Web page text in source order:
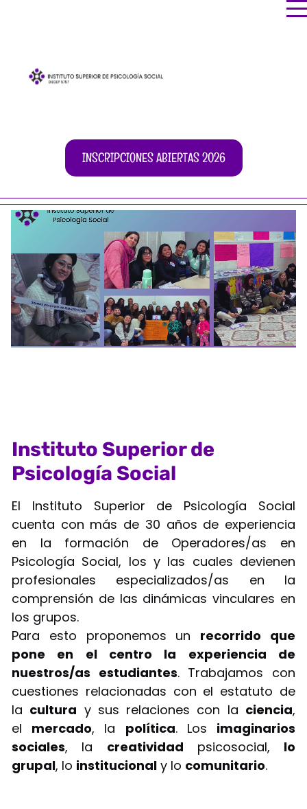
INSCRIPCIONES ABIERTAS 2026
Instituto Superior de
Psicología Social
El Instituto Superior de Psicología Social
cuenta con más de 30 años de experiencia
en la formación de Operadores/as en
Psicología Social, los y las cuales devienen
profesionales especializados/as en la
comprensión de las dinámicas vinculares en
los grupos.
Para esto proponemos un recorrido que
pone en el centro la experiencia de
nuestros/as estudiantes. Trabajamos con
cuestiones relacionadas con el estatuto de
la cultura y sus relaciones con la ciencia,
el mercado, la política. Los imaginarios
sociales, la creatividad psicosocial, lo
grupal, lo institucional y lo comunitario.